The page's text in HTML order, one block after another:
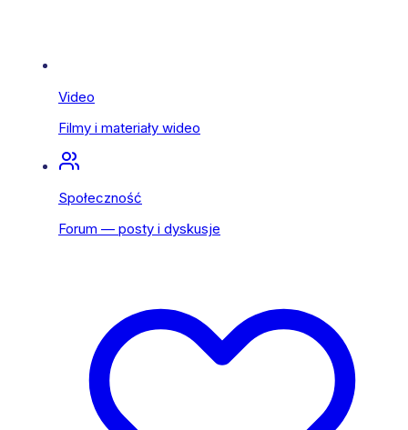
Video
Filmy i materiały wideo
Społeczność
Forum — posty i dyskusje